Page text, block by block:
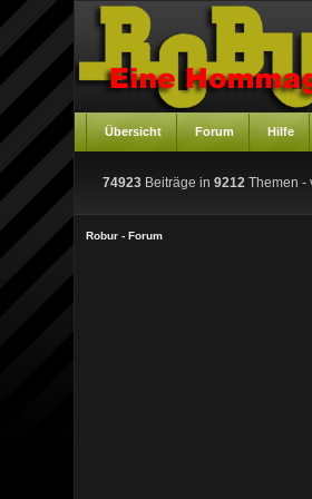
Übersicht Forum Hilfe
74923 Beiträge in9212 Themen -
Robur - Forum